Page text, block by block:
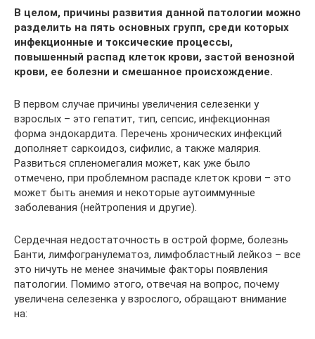
В целом, причины развития данной патологии можно
разделить на пять основных групп, среди которых
инфекционные и токсические процессы,
повышенный распад клеток крови, застой венозной
крови, ее болезни и смешанное происхождение.
В первом случае причины увеличения селезенки у
взрослых – это гепатит, тип, сепсис, инфекционная
форма эндокардита. Перечень хронических инфекций
дополняет саркоидоз, сифилис, а также малярия.
Развиться спленомегалия может, как уже было
отмечено, при проблемном распаде клеток крови – это
может быть анемия и некоторые аутоиммунные
заболевания (нейтропения и другие).
Сердечная недостаточность в острой форме, болезнь
Банти, лимфогранулематоз, лимфобластный лейкоз – все
это ничуть не менее значимые факторы появления
патологии. Помимо этого, отвечая на вопрос, почему
увеличена селезенка у взрослого, обращают внимание
на: